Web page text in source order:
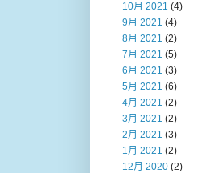
10月 2021 (4)
9月 2021 (4)
8月 2021 (2)
7月 2021 (5)
6月 2021 (3)
5月 2021 (6)
4月 2021 (2)
3月 2021 (2)
2月 2021 (3)
1月 2021 (2)
12月 2020 (2)